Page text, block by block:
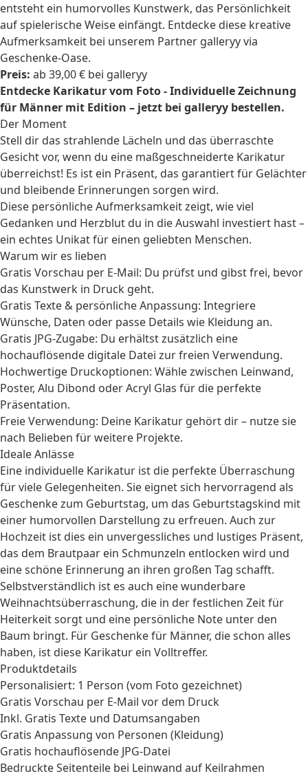
entsteht ein humorvolles Kunstwerk, das Persönlichkeit
auf spielerische Weise einfängt. Entdecke diese kreative
Aufmerksamkeit bei unserem Partner galleryy via
Geschenke-Oase.
Preis: ab 39,00 € bei galleryy
Entdecke Karikatur vom Foto - Individuelle Zeichnung
für Männer mit Edition – jetzt bei galleryy bestellen.
Der Moment
Stell dir das strahlende Lächeln und das überraschte
Gesicht vor, wenn du eine maßgeschneiderte Karikatur
überreichst! Es ist ein Präsent, das garantiert für Gelächter
und bleibende Erinnerungen sorgen wird.
Diese persönliche Aufmerksamkeit zeigt, wie viel
Gedanken und Herzblut du in die Auswahl investiert hast –
ein echtes Unikat für einen geliebten Menschen.
Warum wir es lieben
Gratis Vorschau per E-Mail: Du prüfst und gibst frei, bevor
das Kunstwerk in Druck geht.
Gratis Texte & persönliche Anpassung: Integriere
Wünsche, Daten oder passe Details wie Kleidung an.
Gratis JPG-Zugabe: Du erhältst zusätzlich eine
hochauflösende digitale Datei zur freien Verwendung.
Hochwertige Druckoptionen: Wähle zwischen Leinwand,
Poster, Alu Dibond oder Acryl Glas für die perfekte
Präsentation.
Freie Verwendung: Deine Karikatur gehört dir – nutze sie
nach Belieben für weitere Projekte.
Ideale Anlässe
Eine individuelle Karikatur ist die perfekte Überraschung
für viele Gelegenheiten. Sie eignet sich hervorragend als
Geschenke zum Geburtstag, um das Geburtstagskind mit
einer humorvollen Darstellung zu erfreuen. Auch zur
Hochzeit ist dies ein unvergessliches und lustiges Präsent,
das dem Brautpaar ein Schmunzeln entlocken wird und
eine schöne Erinnerung an ihren großen Tag schafft.
Selbstverständlich ist es auch eine wunderbare
Weihnachtsüberraschung, die in der festlichen Zeit für
Heiterkeit sorgt und eine persönliche Note unter den
Baum bringt. Für Geschenke für Männer, die schon alles
haben, ist diese Karikatur ein Volltreffer.
Produktdetails
Personalisiert: 1 Person (vom Foto gezeichnet)
Gratis Vorschau per E-Mail vor dem Druck
Inkl. Gratis Texte und Datumsangaben
Gratis Anpassung von Personen (Kleidung)
Gratis hochauflösende JPG-Datei
Bedruckte Seitenteile bei Leinwand auf Keilrahmen